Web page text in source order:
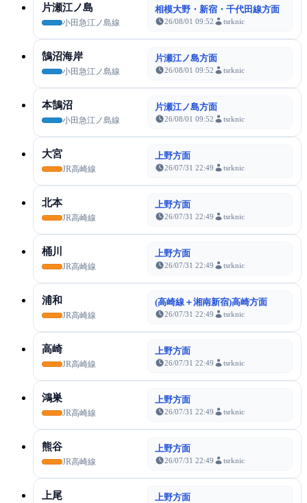
片瀬江ノ島
小田急江ノ島線
相模大野・新宿・千代田線方面
26/08/01 09:52 tsrknic
鵠沼海岸
小田急江ノ島線
片瀬江ノ島方面
26/08/01 09:52 tsrknic
本鵠沼
小田急江ノ島線
片瀬江ノ島方面
26/08/01 09:52 tsrknic
大宮
JR高崎線
上野方面
26/07/31 22:49 tsrknic
北本
JR高崎線
上野方面
26/07/31 22:49 tsrknic
桶川
JR高崎線
上野方面
26/07/31 22:49 tsrknic
浦和
JR高崎線
(高崎線＋湘南新宿)高崎方面
26/07/31 22:49 tsrknic
高崎
JR高崎線
上野方面
26/07/31 22:49 tsrknic
鴻巣
JR高崎線
上野方面
26/07/31 22:49 tsrknic
熊谷
JR高崎線
上野方面
26/07/31 22:49 tsrknic
上尾 上野方面